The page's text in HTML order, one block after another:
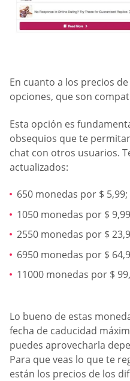
En cuanto a los precios
opciones, que son
Esta opción es
obsequios que te
chat con otros usuarios.
actualizados:
650 monedas por $ 5,99;
1050 monedas por $
2550 monedas por $
6950 monedas por $
11000 monedas por $
Lo bueno de estas
fecha de caducidad
puedes aprovecharla
Para que veas lo que te
están los precios de los